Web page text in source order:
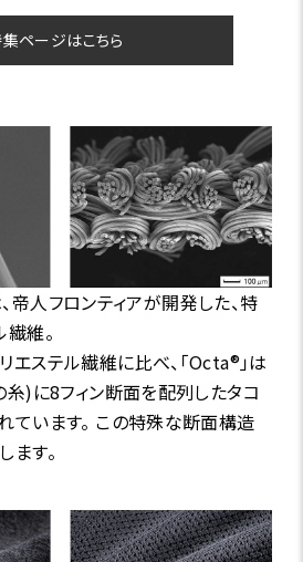
ページはこちら
、帝人フロンティアが開発した、特
維。
ステル繊維に比べ、「Octa®」は
)に8フィン断面を配列したタコ
ています。 この特殊な断面構造
す。